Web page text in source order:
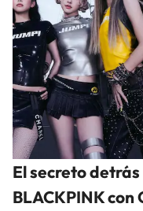
El secreto
BLACKPINK con